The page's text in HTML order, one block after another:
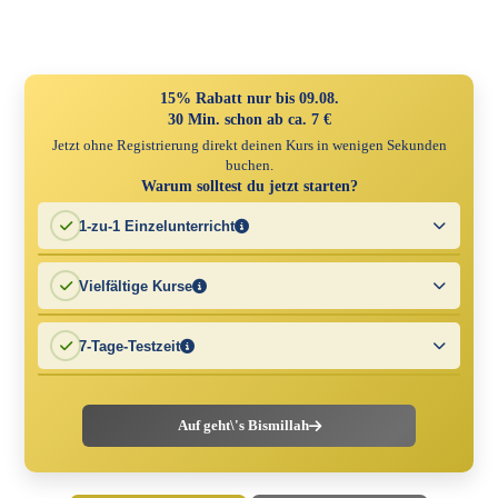
15% Rabatt nur bis 09.08.
30 Min. schon ab ca. 7 €
Jetzt ohne Registrierung direkt deinen Kurs in wenigen Sekunden
buchen.
Warum solltest du jetzt starten?
1-zu-1 Einzelunterricht
Volle Aufmerksamkeit und flexibles Lernen – in deinem Tempo,
wann es dir passt.
Vielfältige Kurse
Egal, ob Arabisch, Tajweed oder Tafsir – unsere Kurse bieten dir
wertvolles Wissen.
7-Tage-Testzeit
Tagen, ob er zu dir passt. Ohne Risiko!
Auf geht\'s Bismillah